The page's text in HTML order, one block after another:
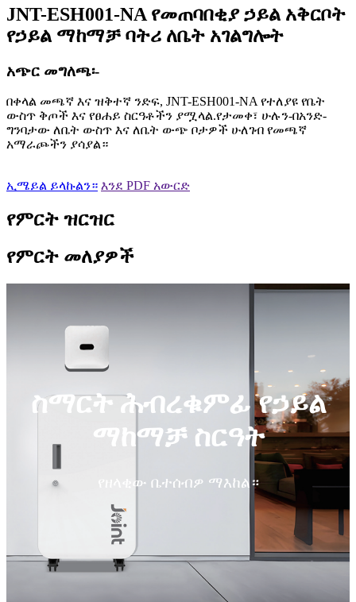
JNT-ESH001-NA የመጠባበቂያ ኃይል አቅርቦት
የኃይል ማከማቻ ባትሪ ለቤት አገልግሎት
አጭር መግለጫ፡-
በቀላል መጫኛ እና ዝቅተኛ ንድፍ, JNT-ESH001-NA የተለያዩ የቤት
ውስጥ ቅጦች እና የፀሐይ ስርዓቶችን ያሟላል.የታመቀ፣ ሁሉን-በአንድ-
ግንባታው ለቤት ውስጥ እና ለቤት ውጭ ቦታዎች ሁለገብ የመጫኛ
አማራጮችን ያሳያል።
ኢሜይል ይላኩልን። እንደ PDF አውርድ
የምርት ዝርዝር
የምርት መለያዎች
ስማርት ሕብረቁምፊ የኃይል
ማከማቻ ስርዓት
የዘላቂው ቤተሰብዎ ማእከል።